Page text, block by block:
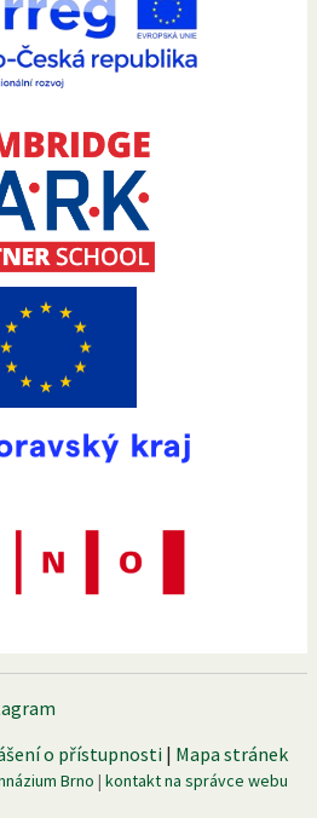
o přístupnosti | Mapa stránek
Brno | kontakt na správce webu